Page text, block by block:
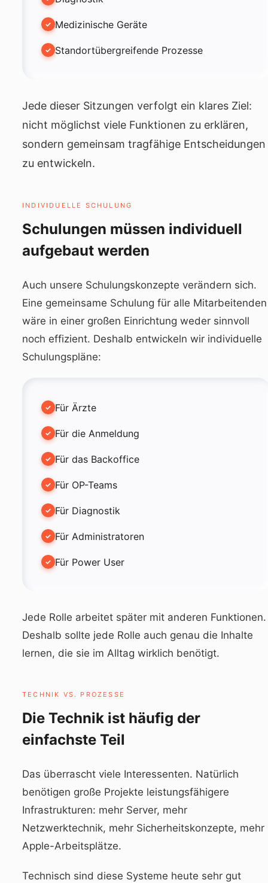
Medizinische Geräte
Standortübergreifende Prozesse
Jede dieser Sitzungen verfolgt ein klares Ziel:
nicht möglichst viele Funktionen zu erklären,
sondern gemeinsam tragfähige Entscheidungen
zu entwickeln.
INDIVIDUELLE SCHULUNG
Schulungen müssen individuell
aufgebaut werden
Auch unsere Schulungskonzepte verändern sich.
Eine gemeinsame Schulung für alle Mitarbeitenden
wäre in einer großen Einrichtung weder sinnvoll
noch effizient. Deshalb entwickeln wir individuelle
Schulungspläne:
Für Ärzte
Für die Anmeldung
Für das Backoffice
Für OP-Teams
Für Diagnostik
Für Administratoren
Für Power User
Jede Rolle arbeitet später mit anderen Funktionen.
Deshalb sollte jede Rolle auch genau die Inhalte
lernen, die sie im Alltag wirklich benötigt.
TECHNIK VS. PROZESSE
Die Technik ist häufig der
einfachste Teil
Das überrascht viele Interessenten. Natürlich
benötigen große Projekte leistungsfähigere
Infrastrukturen: mehr Server, mehr
Netzwerktechnik, mehr Sicherheitskonzepte, mehr
Apple-Arbeitsplätze.
Technisch sind diese Systeme heute sehr gut